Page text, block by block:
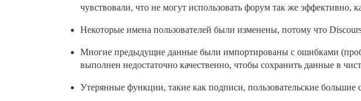
чувствовали, что не могут использовать форум так же эффективно,
Некоторые имена пользователей были изменены, потому что
Многие предыдущие данные были импортированы с ошибками
выполнен недостаточно качественно, чтобы сохранить данные в
Утерянные функции, такие как подписи, пользовательские большие